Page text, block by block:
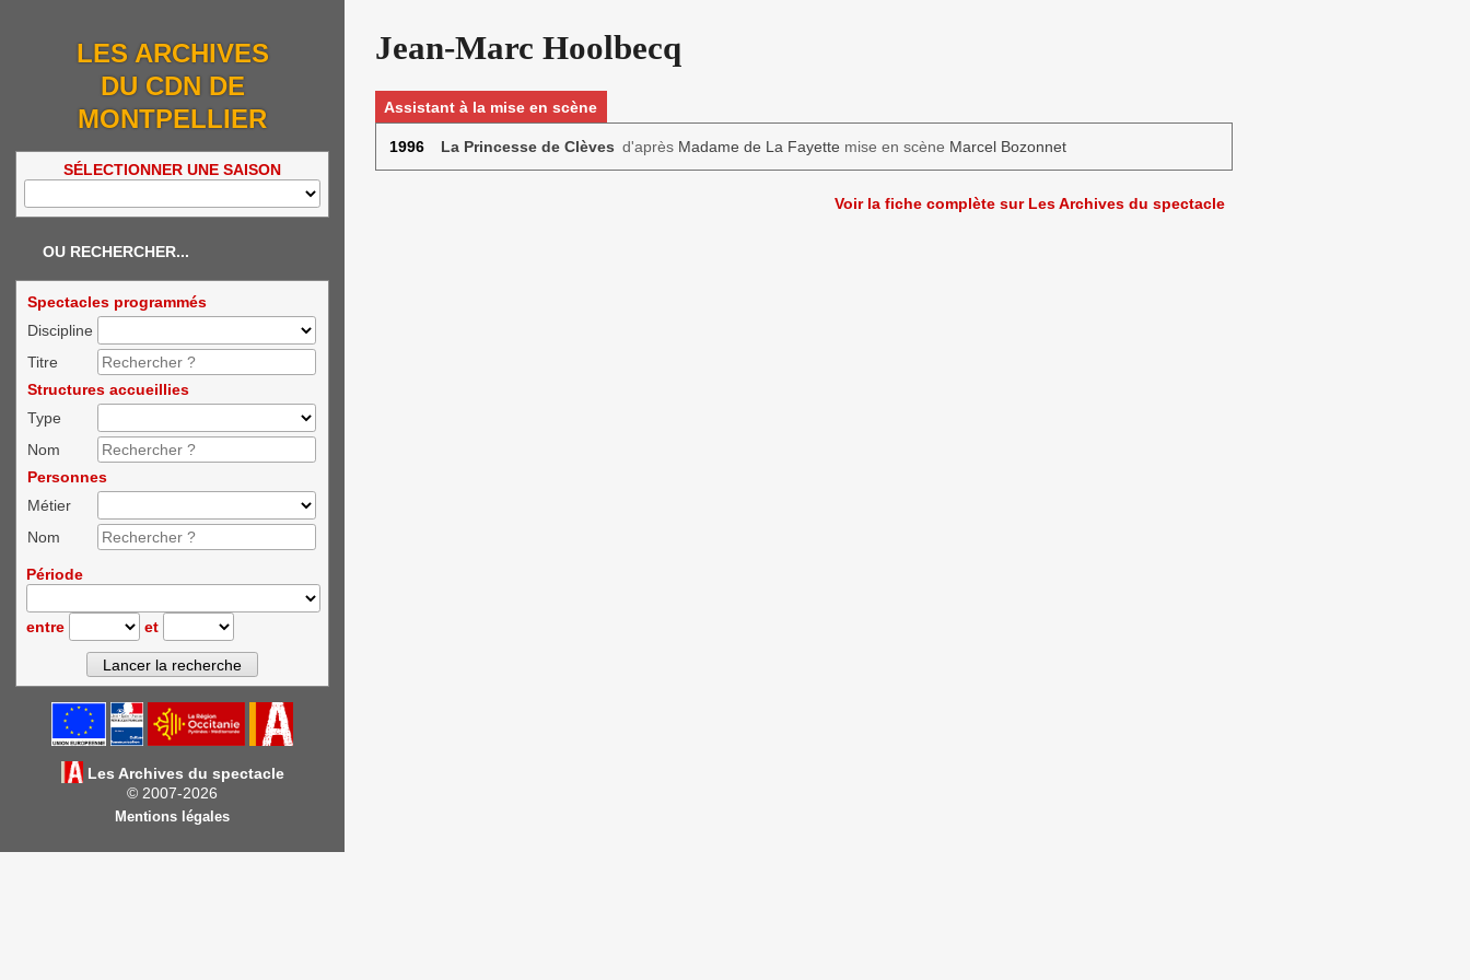
LES ARCHIVES
DU CDN DE
MONTPELLIER
SÉLECTIONNER UNE SAISON
OU RECHERCHER...
Spectacles programmés
Discipline
Titre
Structures accueillies
Type
Nom
Personnes
Métier
Nom
Période
entre et
Les Archives du spectacle
© 2007-2026
Mentions légales
Jean-Marc Hoolbecq
Assistant à la mise en scène
1996 La Princesse de Clèves d'après Madame de La Fayette mise en scène Marcel Bozonnet
Voir la fiche complète sur Les Archives du spectacle